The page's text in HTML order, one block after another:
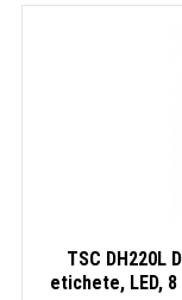
TSC DH220L
etichete, LED,